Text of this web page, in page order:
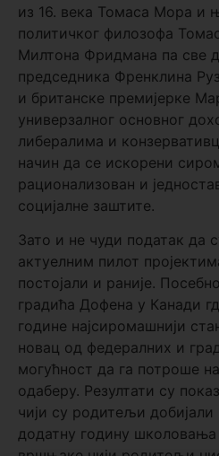
из 16. века Томаса Мора и
политичког филозофа
Милтона Фридмана па све
председника Френклина
и британске премијерке
универзалног основног
либералима и
начин да се искорени
рационализован и
социјалне заштите.
Зато и не чуди податак да
актуелним пилот
постојали и раније.
градића Дофена у Канади
године најсиромашнији
новац од федералних и
могућност да га потроше
одаберу. Резултати су
чији су родитељи
додатну годину школовања